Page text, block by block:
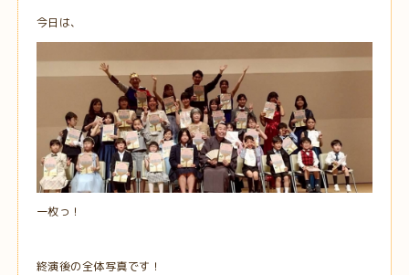
今日は、
一枚っ！
終演後の全体写真です！